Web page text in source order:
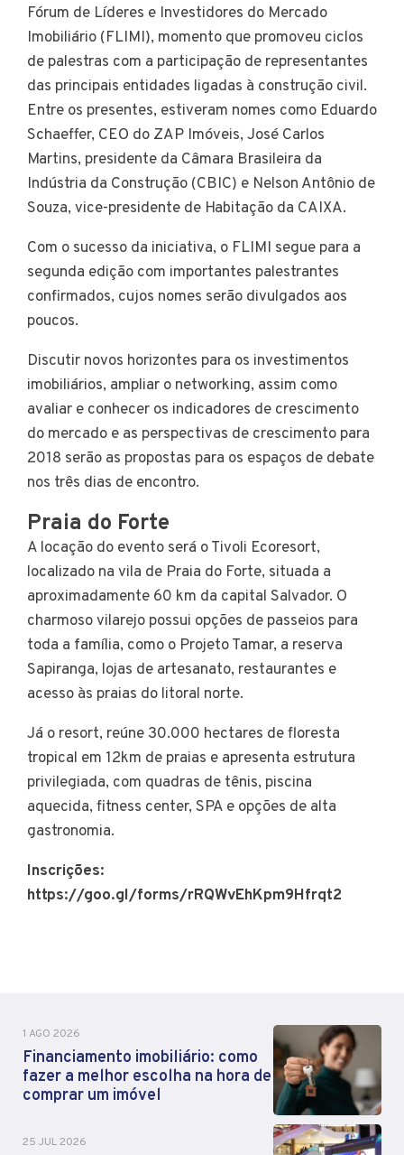
Fórum de Líderes e Investidores do Mercado
Imobiliário (FLIMI), momento que promoveu ciclos
de palestras com a participação de representantes
das principais entidades ligadas à construção civil.
Entre os presentes, estiveram nomes como Eduardo
Schaeffer, CEO do ZAP Imóveis, José Carlos
Martins, presidente da Câmara Brasileira da
Indústria da Construção (CBIC) e Nelson Antônio de
Souza, vice-presidente de Habitação da CAIXA.
Com o sucesso da iniciativa, o FLIMI segue para a
segunda edição com importantes palestrantes
confirmados, cujos nomes serão divulgados aos
poucos.
Discutir novos horizontes para os investimentos
imobiliários, ampliar o networking, assim como
avaliar e conhecer os indicadores de crescimento
do mercado e as perspectivas de crescimento para
2018 serão as propostas para os espaços de debate
nos três dias de encontro.
Praia do Forte
A locação do evento será o Tivoli Ecoresort,
localizado na vila de Praia do Forte, situada a
aproximadamente 60 km da capital Salvador. O
charmoso vilarejo possui opções de passeios para
toda a família, como o Projeto Tamar, a reserva
Sapiranga, lojas de artesanato, restaurantes e
acesso às praias do litoral norte.
Já o resort, reúne 30.000 hectares de floresta
tropical em 12km de praias e apresenta estrutura
privilegiada, com quadras de tênis, piscina
aquecida, fitness center, SPA e opções de alta
gastronomia.
Inscrições:
https://goo.gl/forms/rRQWvEhKpm9Hfrqt2
1 AGO 2026
Financiamento imobiliário: como
fazer a melhor escolha na hora de
comprar um imóvel
25 JUL 2026